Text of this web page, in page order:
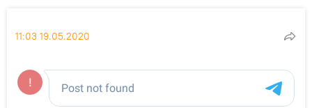
11:03 19.05.2020